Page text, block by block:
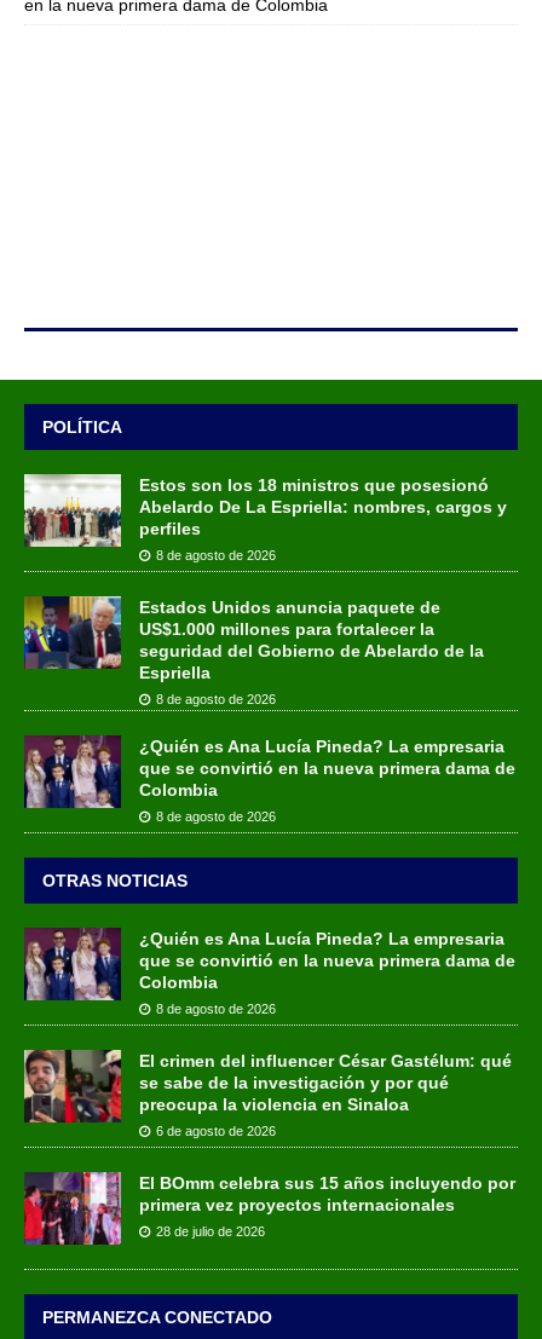
en la nueva primera dama de Colombia
POLÍTICA
Estos son los 18 ministros que posesionó
Abelardo De La Espriella: nombres, cargos y
perfiles
8 de agosto de 2026
Estados Unidos anuncia paquete de
US$1.000 millones para fortalecer la
seguridad del Gobierno de Abelardo de la
Espriella
8 de agosto de 2026
¿Quién es Ana Lucía Pineda? La empresaria
que se convirtió en la nueva primera dama de
Colombia
8 de agosto de 2026
OTRAS NOTICIAS
¿Quién es Ana Lucía Pineda? La empresaria
que se convirtió en la nueva primera dama de
Colombia
8 de agosto de 2026
El crimen del influencer César Gastélum: qué
se sabe de la investigación y por qué
preocupa la violencia en Sinaloa
6 de agosto de 2026
El BOmm celebra sus 15 años incluyendo por
primera vez proyectos internacionales
28 de julio de 2026
PERMANEZCA CONECTADO